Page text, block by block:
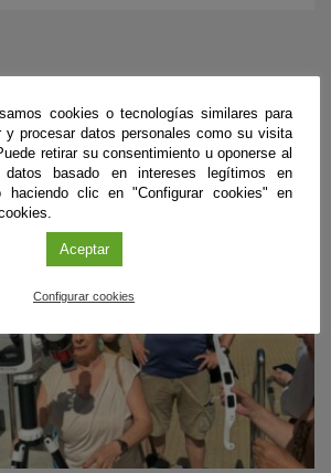
cookies o tecnologías similares para
y procesar datos personales como su visita
retirar su consentimiento u oponerse al
datos basado en intereses legítimos en
haciendo clic en "Configurar cookies" en
Aceptar
Configurar cookies